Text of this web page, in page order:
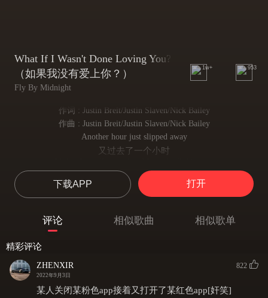
What If I Wasn't Done Loving You?
（如果我没有爱上你？）
Fly By Midnight
1w+ 953
作词 : Justin Breit/Justin Slaven/Nick Bailey
作曲 : Justin Breit/Justin Slaven/Nick Bailey
Another hour just slipped away
又过去了一个小时
很难告诉你我有多么想你
Maybe if I wear it on my face
也许如果我把忧伤挂在脸上
其他人会让你知道我过的不好
I'm drowning in you
下载APP 打开
评论 相似歌曲 相似歌单
精彩评论
ZHENXIR
2022年9月3日
822
某人关闭某粉色app接着又打开了某红色app[奸笑]